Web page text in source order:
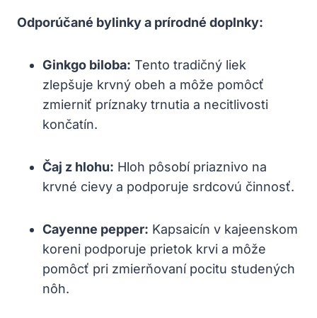
Odporúčané bylinky a prírodné doplnky:
Ginkgo biloba: Tento tradičný liek
zlepšuje krvný obeh a môže pomôcť
zmierniť príznaky trnutia a necitlivosti
končatín.
Čaj z hlohu: Hloh pôsobí priaznivo na
krvné cievy a podporuje srdcovú činnosť.
Cayenne pepper: Kapsaicín v kajeenskom
koreni podporuje prietok krvi a môže
pomôcť pri zmierňovaní pocitu studených
nôh.